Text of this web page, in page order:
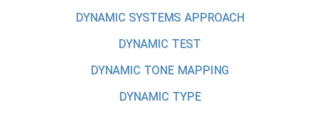
DYNAMIC SYSTEMS APPROACH
DYNAMIC TEST
DYNAMIC TONE MAPPING
DYNAMIC TYPE